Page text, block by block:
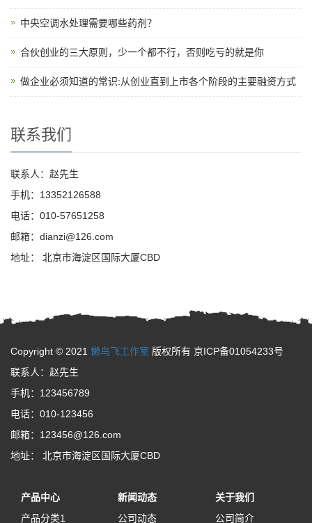
中央空调水处理需要哪些药剂？
合伙创业的三大原则，少一个都不行，否则吃亏的就是你
做企业必须知道的常识:从创业直到上市各个阶段的主要融资方式
联系我们
联系人：赵先生
手机：13352126588
电话：010-57651258
邮箱：dianzi@126.com
地址： 北京市海淀区国际大厦CBD
Copyright © 2021 懒鸟飞工作室 版权所有 京ICP备01054233号
联系人：赵先生
手机：123456789
电话：010-123456
邮箱：123456@126.com
地址： 北京市海淀区国际大厦CBD
产品中心
产品分类1
新闻动态
公司动态
关于我们
公司简介